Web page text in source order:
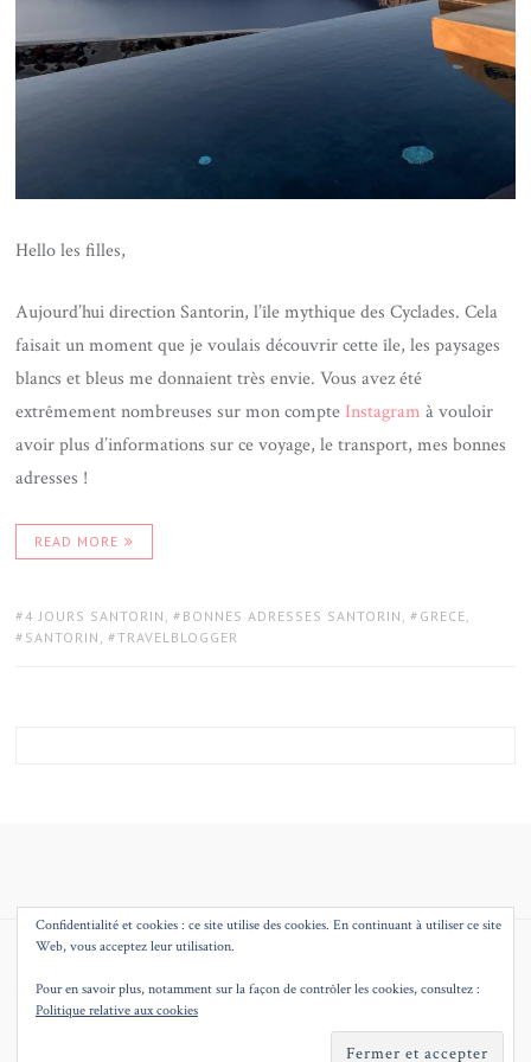
Hello les filles,
Aujourd’hui direction Santorin, l’île mythique des Cyclades. Cela
faisait un moment que je voulais découvrir cette île, les paysages
blancs et bleus me donnaient très envie. Vous avez été
extrêmement nombreuses sur mon compte Instagram à vouloir
avoir plus d’informations sur ce voyage, le transport, mes bonnes
adresses !
READ MORE
TAGS:
4 JOURS SANTORIN , BONNES ADRESSES SANTORIN , GRECE,
SANTORIN , TRAVELBLOGGER
JUSTGOODTHEMES.COM
Confidentialité et cookies : ce site utilise des cookies. En continuant à utiliser ce site
Web, vous acceptez leur utilisation.
Pour en savoir plus, notamment sur la façon de contrôler les cookies, consultez :
Politique relative aux cookies